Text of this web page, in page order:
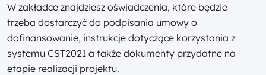
W zakładce znajdziesz oświadczenia, które będzie
trzeba dostarczyć do podpisania umowy o
dofinansowanie, instrukcje dotyczące korzystania z
systemu CST2021 a także dokumenty przydatne na
etapie realizacji projektu.